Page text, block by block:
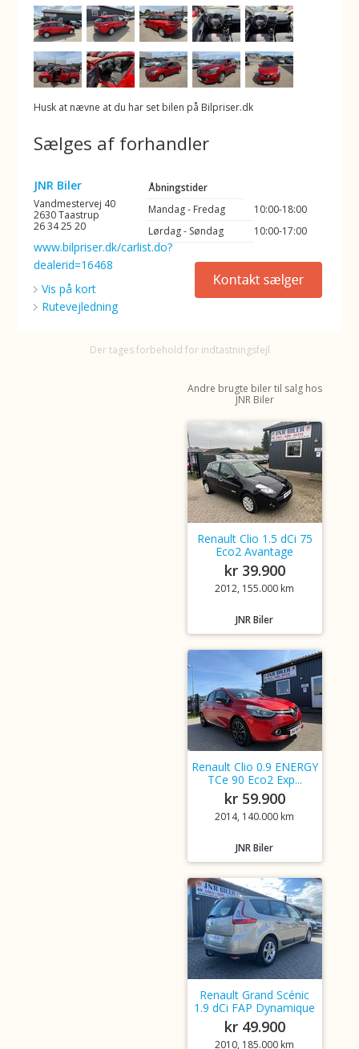
Husk at nævne at du har set bilen på Bilpriser.dk
Sælges af forhandler
JNR Biler
Vandmestervej 40
2630 Taastrup
26 34 25 20
www.bilpriser.dk/carlist.do?
dealerid=16468
Vis på kort
Rutevejledning
Åbningstider
Mandag - Fredag
10:00-18:00
Lørdag - Søndag
10:00-17:00
Der tages forbehold for indtastningsfejl
Andre brugte biler til salg hos
JNR Biler
Renault Clio 1.5 dCi 75
Eco2 Avantage
kr 39.900
2012, 155.000 km
JNR Biler
Renault Clio 0.9 ENERGY
TCe 90 Eco2 Exp...
kr 59.900
2014, 140.000 km
JNR Biler
Renault Grand Scénic
1.9 dCi FAP Dynamique
kr 49.900
2010, 185.000 km